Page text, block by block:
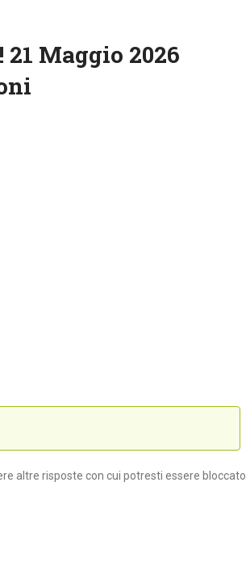
Maggio 2026
altre risposte con cui potresti essere bloccato